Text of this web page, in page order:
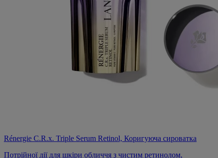
Rénergie C.R.x. Triple Serum Retinol, Коригуюча сироватка
Потрійної дії для шкіри обличчя з чистим ретинолом,